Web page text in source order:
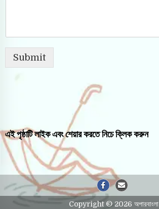
Submit
এই পৃষ্ঠাটি লাইক এবং শেয়ার করতে নিচে ক্লিক করুন
Copyright © 2026 অপারবাংলা